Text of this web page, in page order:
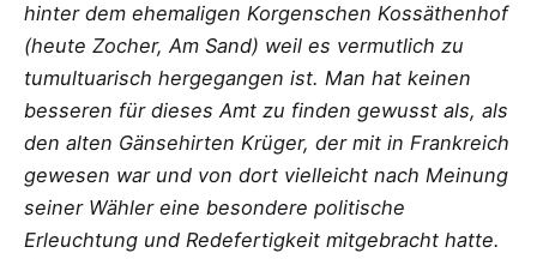
hinter dem ehemaligen Korgenschen Kossäthenhof
(heute Zocher, Am Sand) weil es vermutlich zu
tumultuarisch hergegangen ist. Man hat keinen
besseren für dieses Amt zu finden gewusst als, als
den alten Gänsehirten Krüger, der mit in Frankreich
gewesen war und von dort vielleicht nach Meinung
seiner Wähler eine besondere politische
Erleuchtung und Redefertigkeit mitgebracht hatte.